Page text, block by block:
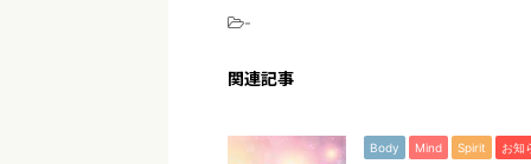
-
関連記事
Body Mind Spirit お知